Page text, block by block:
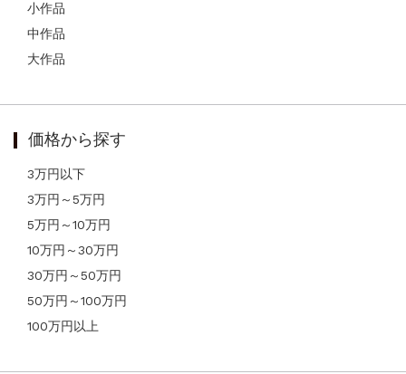
小作品
中作品
大作品
価格から探す
3万円以下
3万円～5万円
5万円～10万円
10万円～30万円
30万円～50万円
50万円～100万円
100万円以上